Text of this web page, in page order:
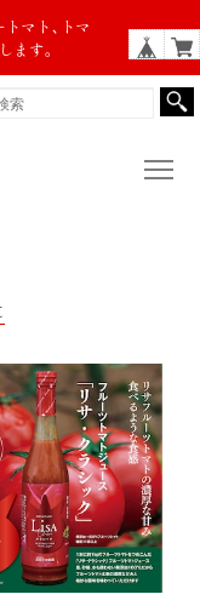
マト､トマ
ます。